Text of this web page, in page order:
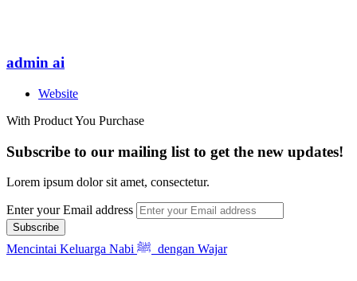
admin ai
Website
With Product You Purchase
Subscribe to our mailing list to get the new updates!
Lorem ipsum dolor sit amet, consectetur.
Enter your Email address
Mencintai Keluarga Nabi ﷺ dengan Wajar